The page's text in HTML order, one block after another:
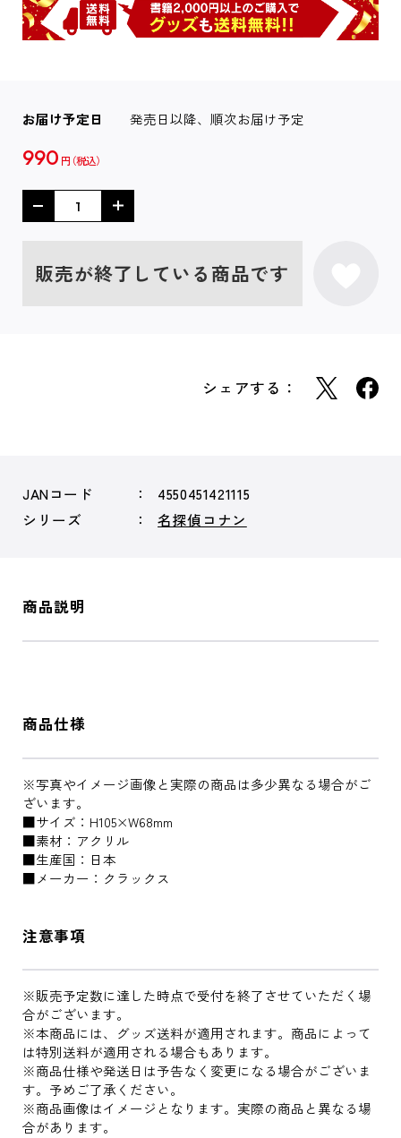
お届け予定日 発売日以降、順次お届け予定
990 円
販売が終了している商品です
シェアする：
JANコード
4550451421115
シリーズ
名探偵コナン
商品説明
商品仕様
※写真やイメージ画像と実際の商品は多少異なる場合がご
ざいます。
■サイズ：H105×W68mm
■素材：アクリル
■生産国：日本
■メーカー：クラックス
注意事項
※販売予定数に達した時点で受付を終了させていただく場
合がございます。
※本商品には、グッズ送料が適用されます。商品によって
は特別送料が適用される場合もあります。
※商品仕様や発送日は予告なく変更になる場合がございま
す。予めご了承ください。
※商品画像はイメージとなります。実際の商品と異なる場
合があります。